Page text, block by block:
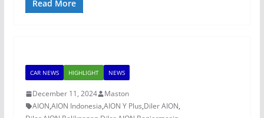
Read More
CAR NEWS HIGHLIGHT NEWS
December 11, 2024
Maston
AION,AION Indonesia,AION Y Plus,Diler AION,